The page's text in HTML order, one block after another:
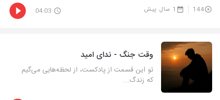
144 1 سال پیش 04:03
وقت جنگ - ندای امید
تو این قسمت از پادکست، از لحظه‌هایی می‌گیم
که زندگ...